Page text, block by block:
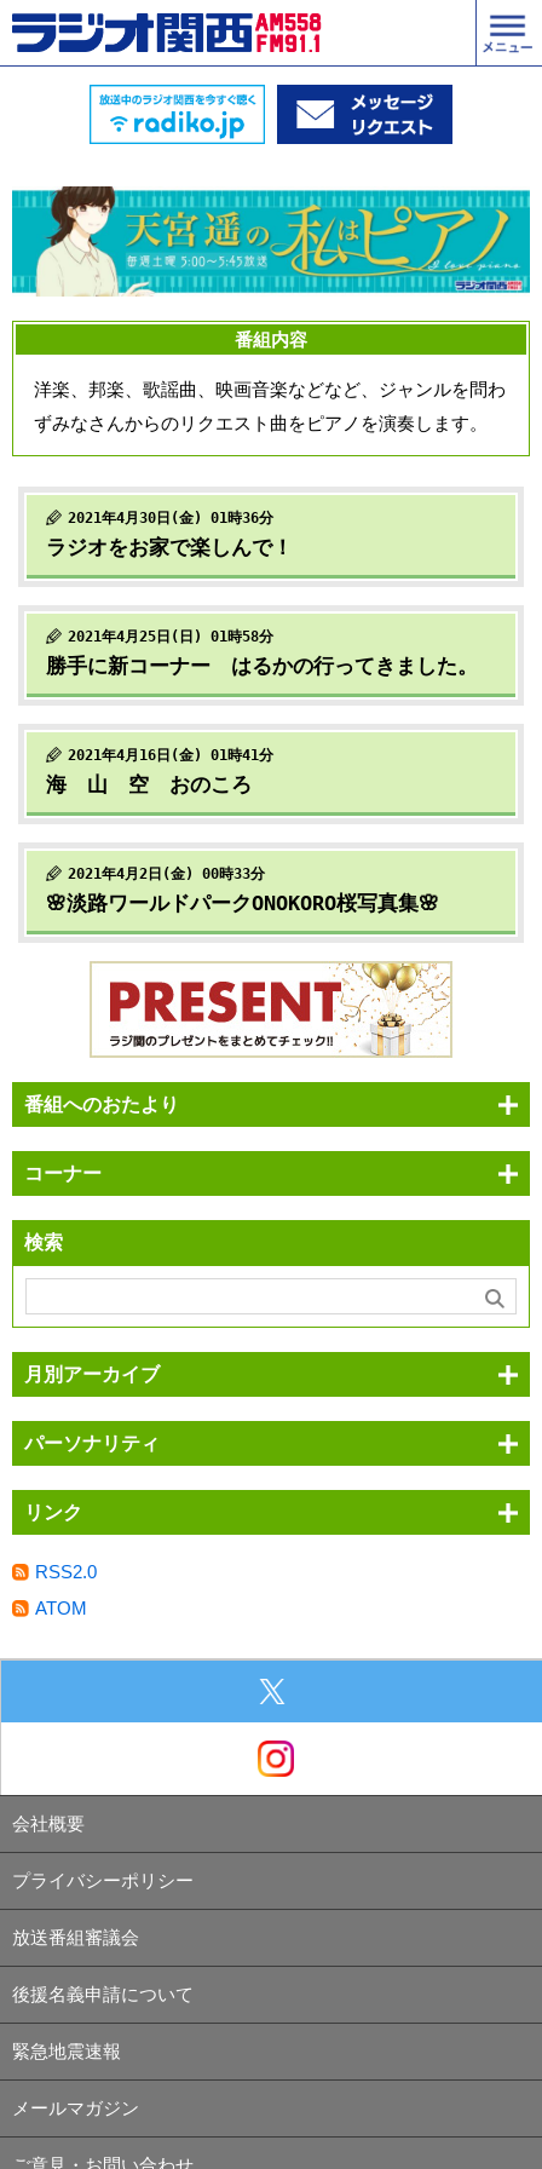
番組内容
洋楽、邦楽、歌謡曲、映画音楽などなど、ジャンルを問わ
ずみなさんからのリクエスト曲をピアノを演奏します。
2021年4月30日(金) 01時36分
ラジオをお家で楽しんで！
2021年4月25日(日) 01時58分
勝手に新コーナー はるかの行ってきました。
2021年4月16日(金) 01時41分
海 山 空 おのころ
2021年4月2日(金) 00時33分
🌸淡路ワールドパークONOKORO桜写真集🌸
番組へのおたより
コーナー
検索
月別アーカイブ
パーソナリティ
リンク
RSS2.0
ATOM
会社概要
プライバシーポリシー
放送番組審議会
後援名義申請について
緊急地震速報
メールマガジン
ご意見・お問い合わせ